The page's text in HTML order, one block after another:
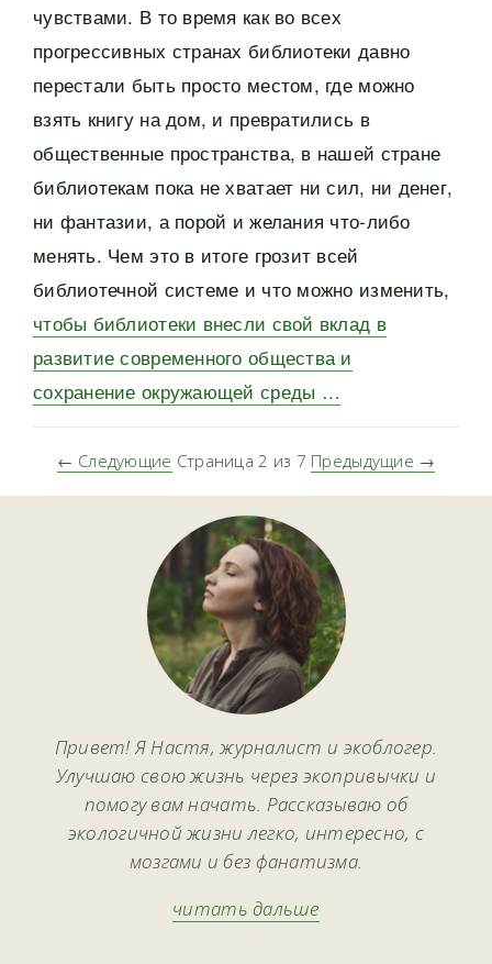
чувствами. В то время как во всех
прогрессивных странах библиотеки давно
перестали быть просто местом, где можно
взять книгу на дом, и превратились в
общественные пространства, в нашей стране
библиотекам пока не хватает ни сил, ни денег,
ни фантазии, а порой и желания что-либо
менять. Чем это в итоге грозит всей
библиотечной системе и что можно изменить,
чтобы библиотеки внесли свой вклад в
развитие современного общества и
сохранение окружающей среды …
← Следующие Страница 2 из 7 Предыдущие →
Привет! Я Настя, журналист и экоблогер.
Улучшаю свою жизнь через экопривычки и
помогу вам начать. Рассказываю об
экологичной жизни легко, интересно, с
мозгами и без фанатизма.
читать дальше